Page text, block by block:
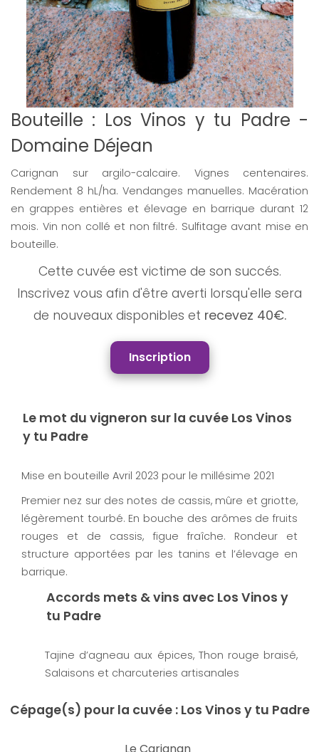
Bouteille : Los Vinos y tu Padre -
Domaine Déjean
Carignan sur argilo-calcaire. Vignes centenaires.
Rendement 8 hL/ha. Vendanges manuelles. Macération
en grappes entières et élevage en barrique durant 12
mois. Vin non collé et non filtré. Sulfitage avant mise en
bouteille.
Cette cuvée est victime de son succés.
Inscrivez vous afin d'être averti lorsqu'elle sera
de nouveaux disponibles et recevez 40€.
Inscription
Le mot du vigneron sur la cuvée Los Vinos
y tu Padre
Mise en bouteille Avril 2023 pour le millésime 2021
Premier nez sur des notes de cassis, mûre et griotte,
légèrement tourbé. En bouche des arômes de fruits
rouges et de cassis, figue fraîche. Rondeur et
structure apportées par les tanins et l’élevage en
barrique.
Accords mets & vins avec Los Vinos y
tu Padre
Tajine d’agneau aux épices, Thon rouge braisé,
Salaisons et charcuteries artisanales
Cépage(s) pour la cuvée : Los Vinos y tu Padre